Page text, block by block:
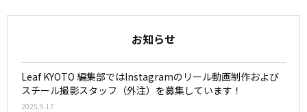
お知らせ
Leaf KYOTO 編集部ではInstagramのリール動画制作および
スチール撮影スタッフ（外注）を募集しています！
2025.9.17